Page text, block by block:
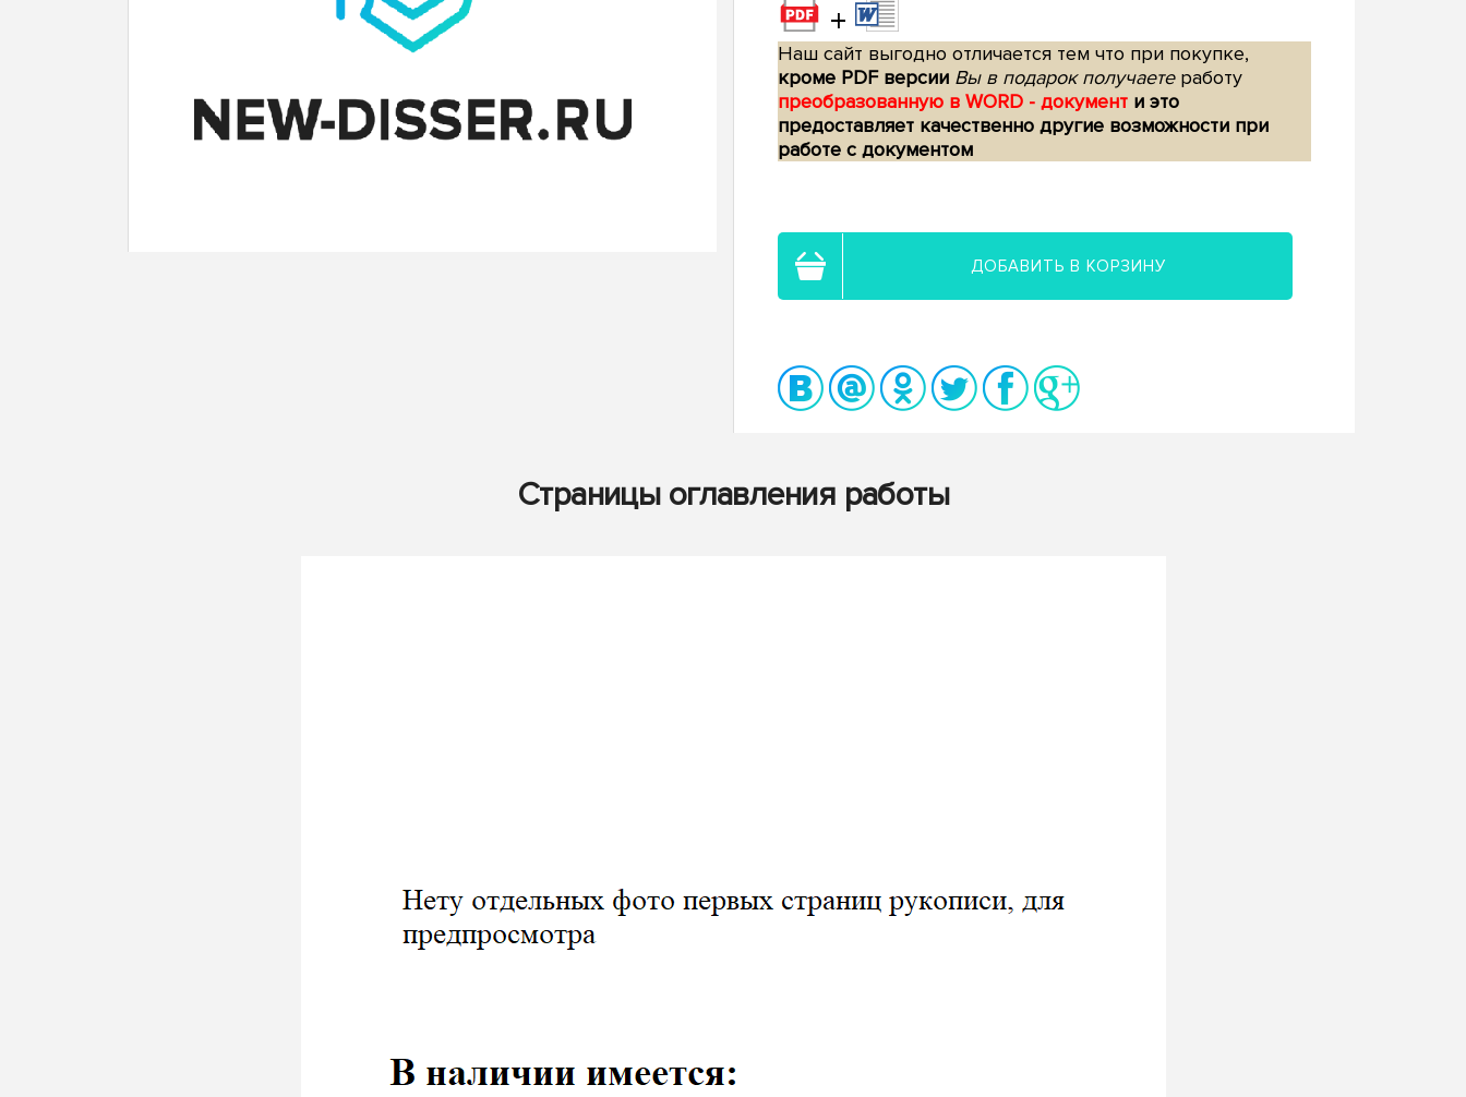
+
Наш сайт выгодно отличается тем что при покупке,
кроме PDF версии Вы в подарок получаетеработу
преобразованную в WORD - документ и это
предоставляет качественно другие возможности при
работе с документом
ДОБАВИТЬ В КОРЗИНУ
Страницы оглавления работы